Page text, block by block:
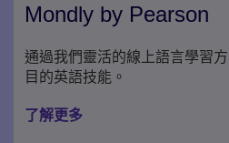
Mondly by Pearson
通過我們靈活的線上語言學習
目的英語技能。
了解更多